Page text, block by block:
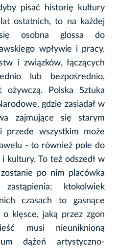
pisać historię kultury
ostatnich, to na każdej
osobna glossa do
wpływie i pracy.
i związków, łączących
lub bezpośrednio,
ożywczą. Polska Sztuka
gdzie zasiadał w
zajmujące się starym
przede wszystkim może
- to również pole do
kultury. To też odszedł w
po nim placówka
ktokolwiek
czasach to gasnące
o klęsce, jaką przez zgon
musi nieuniknioną
dążeń artystyczno-